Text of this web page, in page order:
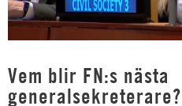
Vem blir FN:s nästa